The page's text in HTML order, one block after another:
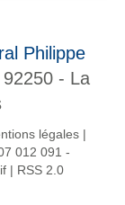
Philippe
- La
légales|
012 091 -
| RSS 2.0